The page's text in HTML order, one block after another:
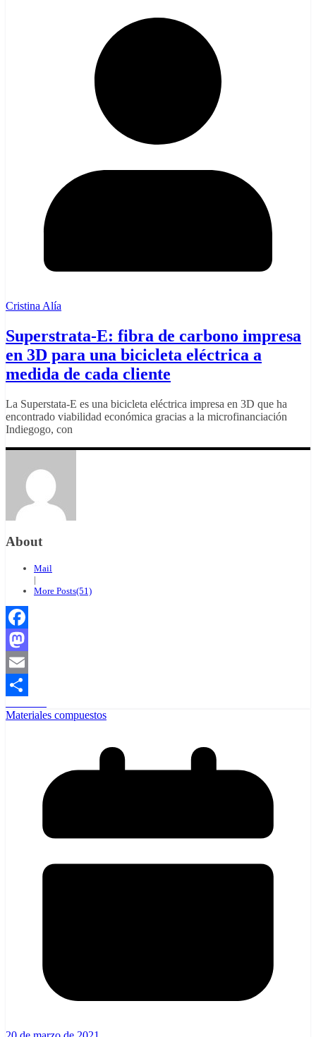
Cristina Alía
Superstrata-E: fibra de carbono impresa
en 3D para una bicicleta eléctrica a
medida de cada cliente
La Superstata-E es una bicicleta eléctrica impresa en 3D que ha
encontrado viabilidad económica gracias a la microfinanciación
Indiegogo, con
About
Mail
|
More Posts(51)
Facebook
Mastodon
Email
Compartir
Materiales compuestos